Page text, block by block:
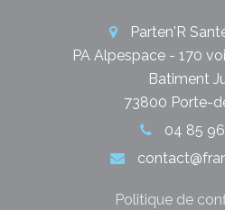
Parten'R
PA Alpespace - 170
Batiment
73800 Porte-
04 85
Politique de